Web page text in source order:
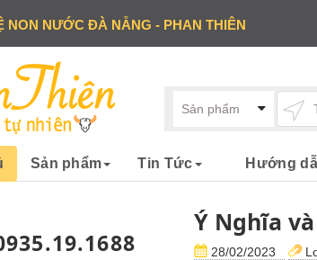
NON NƯỚC ĐÀ NẴNG - PHAN THIÊN
Sản phẩm Tin Tức Hướng
Ý Nghĩa
28/02/2023